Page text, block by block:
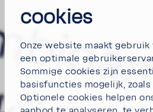
cookies
Onze website maakt gebruik
een optimale
Sommige cookies zijn
basisfuncties mogelijk,
Optionele cookies helpen